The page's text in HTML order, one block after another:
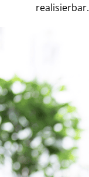
realisierbar.